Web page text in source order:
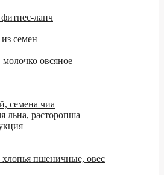
ланч
семен
овсяное
семена чиа
льна, расторопша
пшеничные, овес